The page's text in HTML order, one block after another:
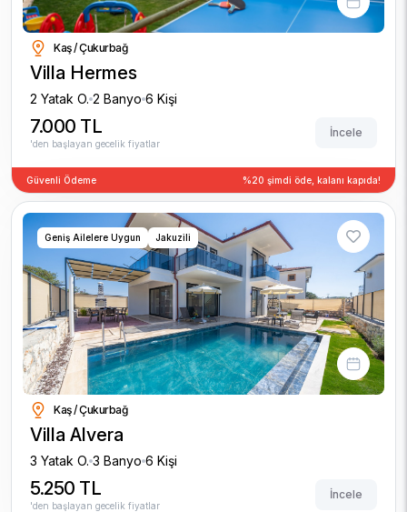
Kaş / Çukurbağ
Villa Hermes
2 Yatak O. 2 Banyo 6 Kişi
7.000 TL
'den başlayan gecelik fiyatlar
İncele
Güvenli Ödeme %20 şimdi öde, kalanı kapıda!
Geniş Ailelere Uygun Jakuzili
Kaş / Çukurbağ
Villa Alvera
3 Yatak O. 3 Banyo 6 Kişi
5.250 TL
'den başlayan gecelik fiyatlar
İncele